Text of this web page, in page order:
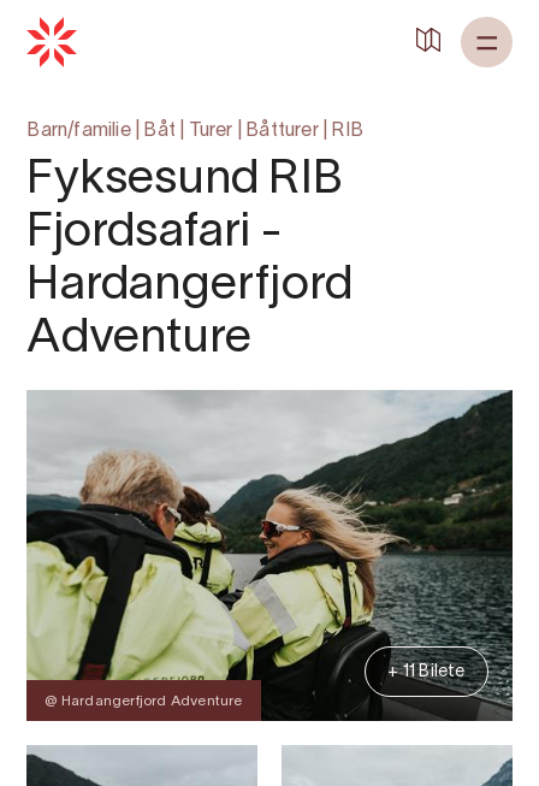
Barn/familie| Båt Turer Båtturer| RIB
Fyksesund RIB
Fjordsafari -
Hardangerfjord
Adventure
@ Hardangerfjord Adventure
+ 11 Bilete